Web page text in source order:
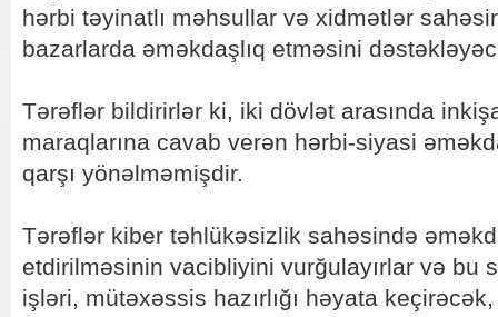
hərbi təyinatlı məhsullar və xidmətlər
bazarlarda əməkdaşlıq etməsini
Tərəflər bildirirlər ki, iki dövlət arasında
maraqlarına cavab verən hərbi-siyasi
qarşı yönəlməmişdir.
Tərəflər kiber təhlükəsizlik sahəsində
etdirilməsinin vacibliyini vurğulayırlar və bu
işləri, mütəxəssis hazırlığı həyata keçirəcək,